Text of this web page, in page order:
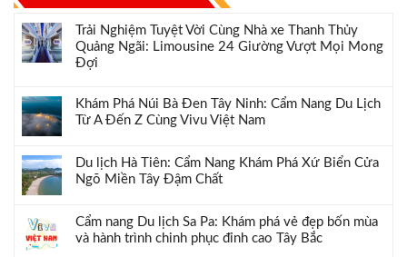
Trải Nghiệm Tuyệt Vời Cùng Nhà xe Thanh Thủy
Quảng Ngãi: Limousine 24 Giường Vượt Mọi Mong
Đợi
Khám Phá Núi Bà Đen Tây Ninh: Cẩm Nang Du Lịch
Từ A Đến Z Cùng Vivu Việt Nam
Du lịch Hà Tiên: Cẩm Nang Khám Phá Xứ Biển Cửa
Ngõ Miền Tây Đậm Chất
Cẩm nang Du lịch Sa Pa: Khám phá vẻ đẹp bốn mùa
và hành trình chinh phục đỉnh cao Tây Bắc